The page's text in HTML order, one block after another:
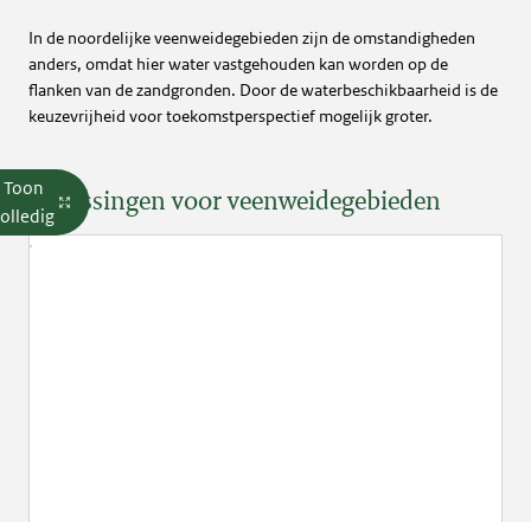
In de noordelijke veenweidegebieden zijn de omstandigheden
anders, omdat hier water vastgehouden kan worden op de
flanken van de zandgronden. Door de waterbeschikbaarheid is de
keuzevrijheid voor toekomstperspectief mogelijk groter.
Oplossingen voor veenweidegebieden
Toon